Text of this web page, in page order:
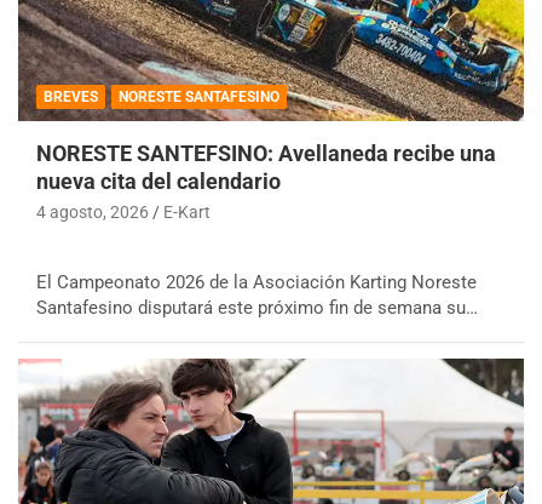
BREVES NORESTE SANTAFESINO
NORESTE SANTEFSINO: Avellaneda recibe una
nueva cita del calendario
4 agosto, 2026 E-Kart
El Campeonato 2026 de la Asociación Karting Noreste
Santafesino disputará este próximo fin de semana su…